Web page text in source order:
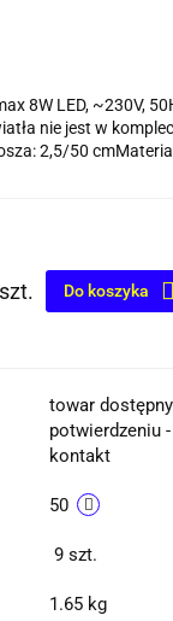
8W LED, ~230V,
nie jest w
2,5/50
szt. Do koszyka
towar
potwierdzeniu
kontakt
50
9 szt.
1.65 kg